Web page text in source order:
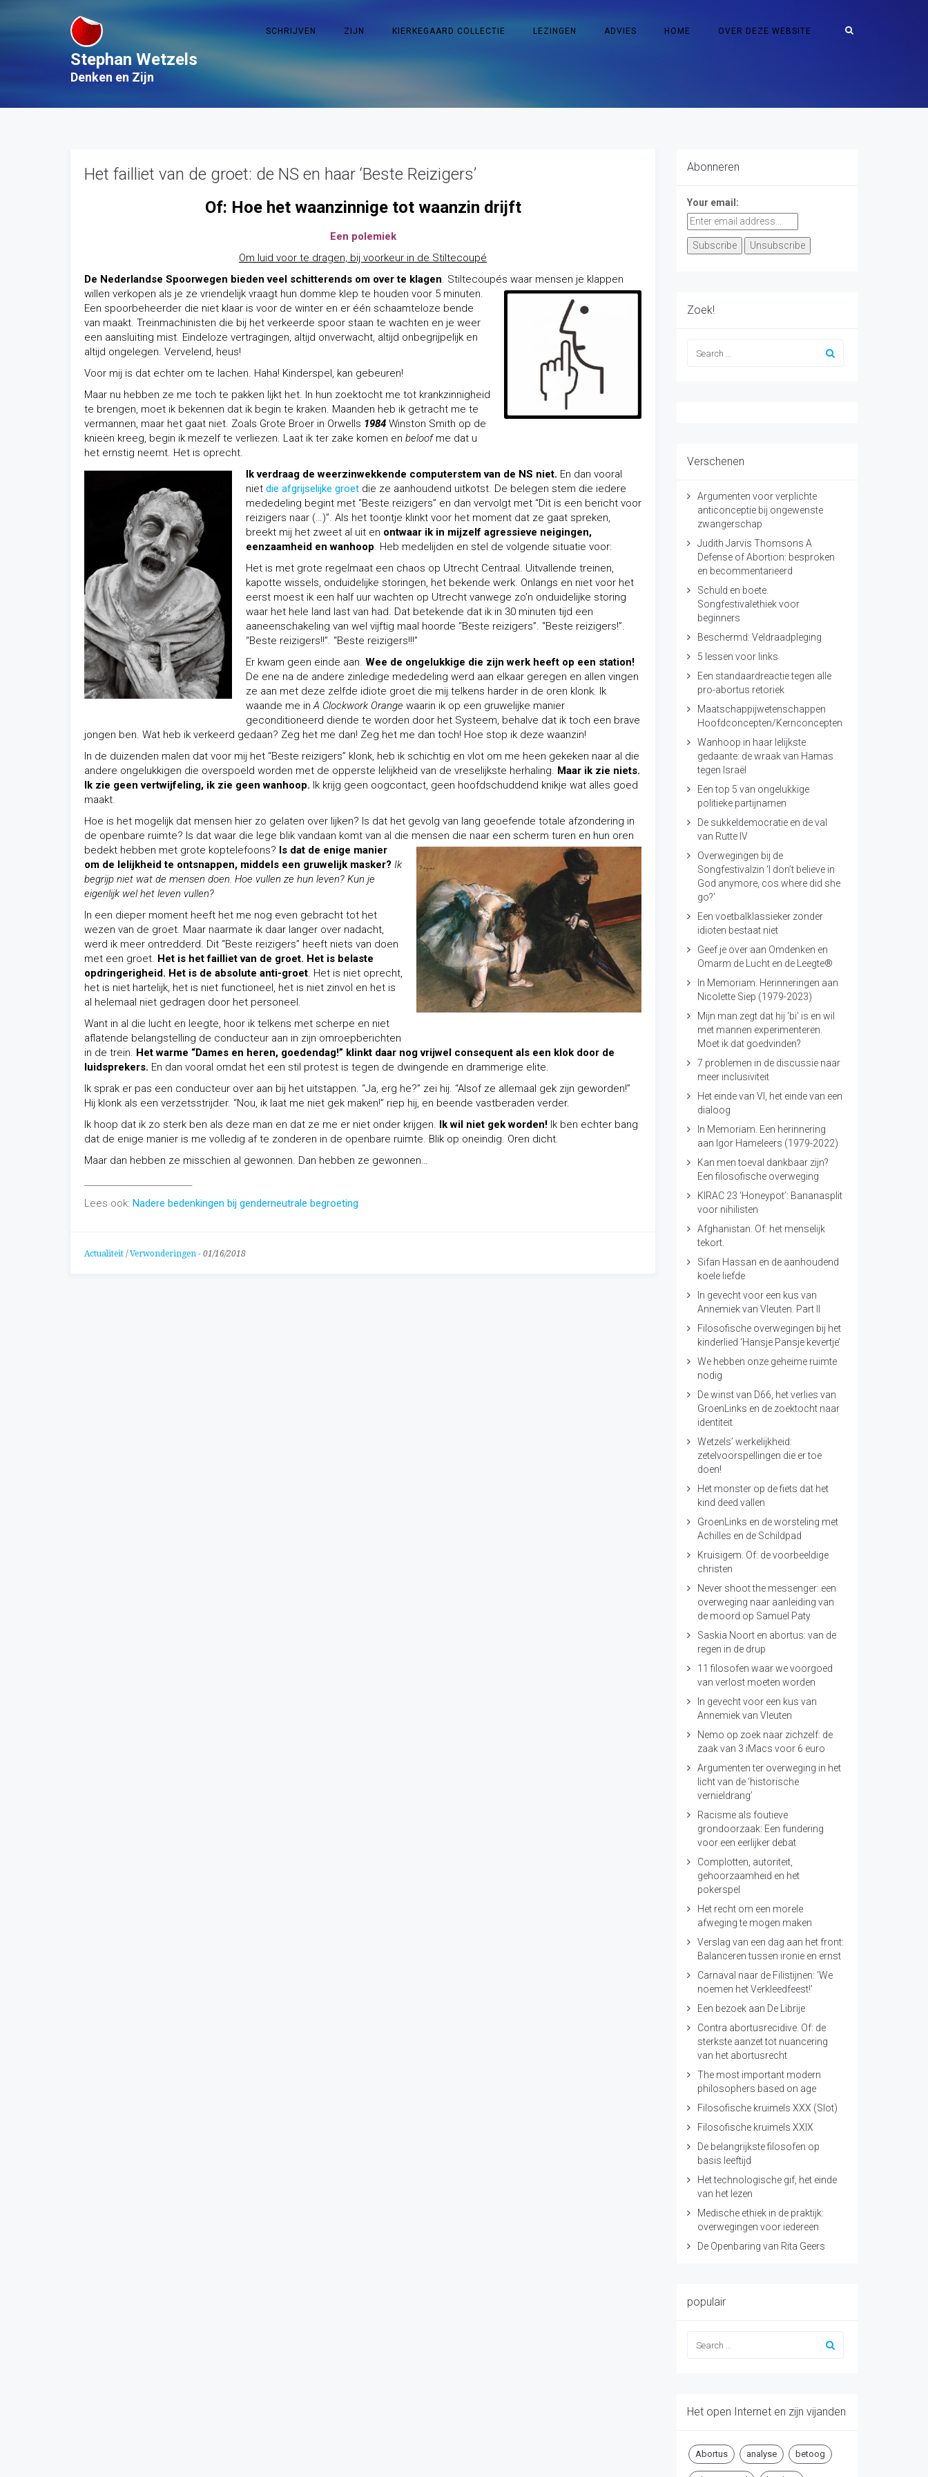
SCHRIJVEN ZIJN KIERKEGAARD COLLECTIE LEZINGEN ADVIES HOME OVER DEZE WEBSITE
Stephan Wetzels
Denken en Zijn
Het failliet van de groet: de NS en haar ‘Beste Reizigers’
Of: Hoe het waanzinnige tot waanzin drijft
Een polemiek
Om luid voor te dragen, bij voorkeur in de Stiltecoupé
De Nederlandse Spoorwegen bieden veel schitterends om over te klagen. Stiltecoupés waar mensen je klappen
willen verkopen als je ze vriendelijk vraagt hun domme klep te houden voor 5 minuten.
Een spoorbeheerder die niet klaar is voor de winter en er één schaamteloze bende
van maakt. Treinmachinisten die bij het verkeerde spoor staan te wachten en je weer
een aansluiting mist. Eindeloze vertragingen, altijd onverwacht, altijd onbegrijpelijk en
altijd ongelegen. Vervelend, heus!
Voor mij is dat echter om te lachen. Haha! Kinderspel, kan gebeuren!
Maar nu hebben ze me toch te pakken lijkt het. In hun zoektocht me tot krankzinnigheid
te brengen, moet ik bekennen dat ik begin te kraken. Maanden heb ik getracht me te
vermannen, maar het gaat niet. Zoals Grote Broer in Orwells 1984 Winston Smith op de
knieën kreeg, begin ik mezelf te verliezen. Laat ik ter zake komen en beloofme dat u
het ernstig neemt. Het is oprecht.
Ik verdraag de weerzinwekkende computerstem van de NS niet. En dan vooral
niet die afgrijselijke groet die ze aanhoudend uitkotst. De belegen stem die iedere
mededeling begint met “Beste reizigers” en dan vervolgt met “Dit is een bericht voor
reizigers naar (…)”. Als het toontje klinkt voor het moment dat ze gaat spreken,
breekt mij het zweet al uit en ontwaar ik in mijzelf agressieve neigingen,
eenzaamheid en wanhoop. Heb medelijden en stel de volgende situatie voor:
Het is met grote regelmaat een chaos op Utrecht Centraal. Uitvallende treinen,
kapotte wissels, onduidelijke storingen, het bekende werk. Onlangs en niet voor het
eerst moest ik een half uur wachten op Utrecht vanwege zo’n onduidelijke storing
waar het hele land last van had. Dat betekende dat ik in 30 minuten tijd een
aaneenschakeling van wel vijftig maal hoorde “Beste reizigers”. “Beste reizigers!”.
“Beste reizigers!!”. “Beste reizigers!!!”
Er kwam geen einde aan. Wee de ongelukkige die zijn werk heeft op een station!
De ene na de andere zinledige mededeling werd aan elkaar geregen en allen vingen
ze aan met deze zelfde idiote groet die mij telkens harder in de oren klonk. Ik
waande me inA Clockwork Orange waarin ik op een gruwelijke manier
geconditioneerd diende te worden door het Systeem, behalve dat ik toch een brave
jongen ben. Wat heb ik verkeerd gedaan? Zeg het me dan! Zeg het me dan toch! Hoe stop ik deze waanzin!
In de duizenden malen dat voor mij het “Beste reizigers” klonk, heb ik schichtig en vlot om me heen gekeken naar al die
andere ongelukkigen die overspoeld worden met de opperste lelijkheid van de vreselijkste herhaling. Maar ik zie niets.
Ik zie geen vertwijfeling, ik zie geen wanhoop. Ik krijg geen oogcontact, geen hoofdschuddend knikje wat alles goed
maakt.
Hoe is het mogelijk dat mensen hier zo gelaten over lijken? Is dat het gevolg van lang geoefende totale afzondering in
de openbare ruimte? Is dat waar die lege blik vandaan komt van al die mensen die naar een scherm turen en hun oren
bedekt hebben met grote koptelefoons? Is dat de enige manier
om de lelijkheid te ontsnappen, middels een gruwelijk masker? Ik
begrijp niet wat de mensen doen. Hoe vullen ze hun leven? Kun je
eigenlijk wel het leven vullen?
In een dieper moment heeft het me nog even gebracht tot het
wezen van de groet. Maar naarmate ik daar langer over nadacht,
werd ik meer ontredderd. Dit “Beste reizigers” heeft niets van doen
met een groet. Het is het failliet van de groet. Het is belaste
opdringerigheid. Het is de absolute anti-groet. Het is niet oprecht,
het is niet hartelijk, het is niet functioneel, het is niet zinvol en het is
al helemaal niet gedragen door het personeel.
Want in al die lucht en leegte, hoor ik telkens met scherpe en niet
aflatende belangstelling de conducteur aan in zijn omroepberichten
in de trein. Het warme “Dames en heren, goedendag!” klinkt daar nog vrijwel consequent als een klok door de
luidsprekers. En dan vooral omdat het een stil protest is tegen de dwingende en drammerige elite.
Ik sprak er pas een conducteur over aan bij het uitstappen. “Ja, erg he?” zei hij. “Alsof ze allemaal gek zijn geworden!”
Hij klonk als een verzetsstrijder. “Nou, ik laat me niet gek maken!” riep hij, en beende vastberaden verder.
Ik hoop dat ik zo sterk ben als deze man en dat ze me er niet onder krijgen. Ik wil niet gek worden! Ik ben echter bang
dat de enige manier is me volledig af te zonderen in de openbare ruimte. Blik op oneindig. Oren dicht.
Maar dan hebben ze misschien al gewonnen. Dan hebben ze gewonnen…
Lees ook: Nadere bedenkingen bij genderneutrale begroeting
Actualiteit / Verwonderingen - 01/16/2018
Abonneren
Your email:
Zoek!
Verschenen
Argumenten voor verplichte
anticonceptie bij ongewenste
zwangerschap
Judith Jarvis Thomsons A
Defense of Abortion: besproken
en becommentarieerd
Schuld en boete.
Songfestivalethiek voor
beginners
Beschermd: Veldraadpleging
5 lessen voor links
Een standaardreactie tegen alle
pro-abortus retoriek
Maatschappijwetenschappen
Hoofdconcepten/Kernconcepten
Wanhoop in haar lelijkste
gedaante: de wraak van Hamas
tegen Israël
Een top 5 van ongelukkige
politieke partijnamen
De sukkeldemocratie en de val
van Rutte IV
Overwegingen bij de
Songfestivalzin ‘I don’t believe in
God anymore, cos where did she
go?’
Een voetbalklassieker zonder
idioten bestaat niet
Geef je over aan Omdenken en
Omarm de Lucht en de Leegte®
In Memoriam. Herinneringen aan
Nicolette Siep (1979-2023)
Mijn man zegt dat hij ‘bi’ is en wil
met mannen experimenteren.
Moet ik dat goedvinden?
7 problemen in de discussie naar
meer inclusiviteit
Het einde van VI, het einde van een
dialoog
In Memoriam. Een herinnering
aan Igor Hameleers (1979-2022)
Kan men toeval dankbaar zijn?
Een filosofische overweging
KIRAC 23 ‘Honeypot’: Bananasplit
voor nihilisten
Afghanistan. Of: het menselijk
tekort.
Sifan Hassan en de aanhoudend
koele liefde
In gevecht voor een kus van
Annemiek van Vleuten. Part II
Filosofische overwegingen bij het
kinderlied ‘Hansje Pansje kevertje’
We hebben onze geheime ruimte
nodig
De winst van D66, het verlies van
GroenLinks en de zoektocht naar
identiteit
Wetzels’ werkelijkheid:
zetelvoorspellingen die er toe
doen!
Het monster op de fiets dat het
kind deed vallen
GroenLinks en de worsteling met
Achilles en de Schildpad
Kruisigem. Of: de voorbeeldige
christen
Never shoot the messenger: een
overweging naar aanleiding van
de moord op Samuel Paty
Saskia Noort en abortus: van de
regen in de drup
11 filosofen waar we voorgoed
van verlost moeten worden
In gevecht voor een kus van
Annemiek van Vleuten
Nemo op zoek naar zichzelf: de
zaak van 3 iMacs voor 6 euro
Argumenten ter overweging in het
licht van de ‘historische
vernieldrang’
Racisme als foutieve
grondoorzaak: Een fundering
voor een eerlijker debat
Complotten, autoriteit,
gehoorzaamheid en het
pokerspel
Het recht om een morele
afweging te mogen maken
Verslag van een dag aan het front:
Balanceren tussen ironie en ernst
Carnaval naar de Filistijnen: ‘We
noemen het Verkleedfeest!’
Een bezoek aan De Librije
Contra abortusrecidive. Of: de
sterkste aanzet tot nuancering
van het abortusrecht
The most important modern
philosophers based on age
Filosofische kruimels XXX (Slot)
Filosofische kruimels XXIX
De belangrijkste filosofen op
basis leeftijd
Het technologische gif, het einde
van het lezen
Medische ethiek in de praktijk:
overwegingen voor iedereen
De Openbaring van Rita Geers
populair
Het open Internet en zijn vijanden
Abortus analyse betoog